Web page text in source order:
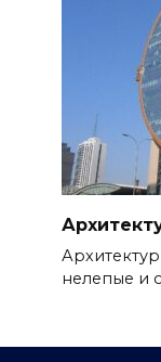
нелепые и